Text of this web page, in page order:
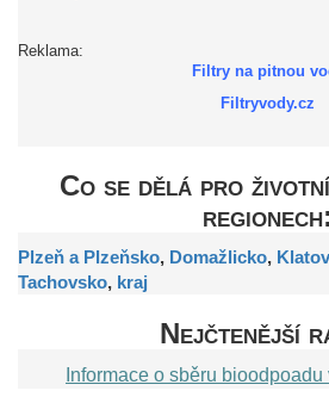
Reklama:
Filtry na pitnou
Filtryvody.cz
Co se dělá pro
regionech:
Plzeň a Plzeňsko, Domažlicko,
Tachovsko, kraj
Nejčtenější
Informace o sběru